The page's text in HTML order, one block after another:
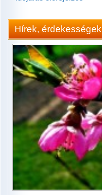
Hírek, érdekességek